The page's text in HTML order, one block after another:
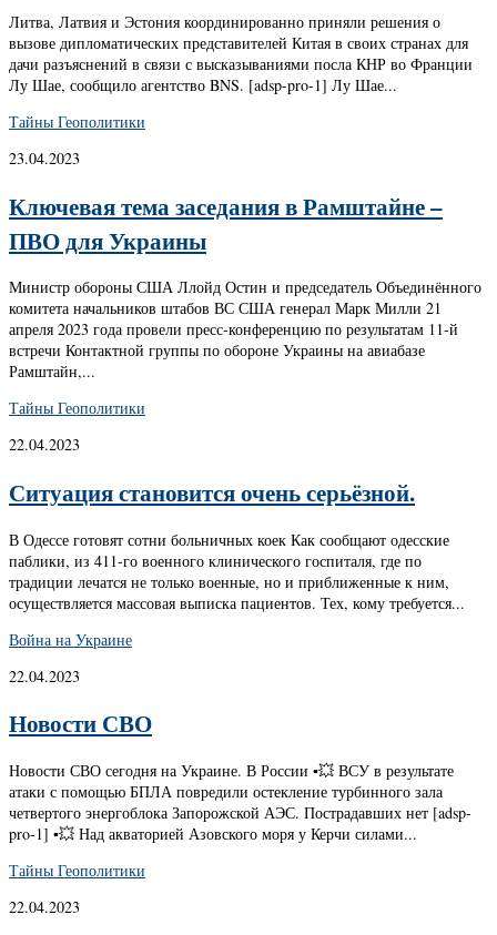
Литва, Латвия и Эстония координированно приняли решения о
вызове дипломатических представителей Китая в своих странах для
дачи разъяснений в связи с высказываниями посла КНР во Франции
Лу Шае, сообщило агентство BNS. [adsp-pro-1] Лу Шае...
Тайны Геополитики
23.04.2023
Ключевая тема заседания в Рамштайне –
ПВО для Украины
Министр обороны США Ллойд Остин и председатель Объединённого
комитета начальников штабов ВС США генерал Марк Милли 21
апреля 2023 года провели пресс-конференцию по результатам 11-й
встречи Контактной группы по обороне Украины на авиабазе
Рамштайн,...
Тайны Геополитики
22.04.2023
Ситуация становится очень серьёзной.
В Одессе готовят сотни больничных коек Как сообщают одесские
паблики, из 411-го военного клинического госпиталя, где по
традиции лечатся не только военные, но и приближенные к ним,
осуществляется массовая выписка пациентов. Тех, кому требуется...
Война на Украине
22.04.2023
Новости СВО
Новости СВО сегодня на Украине. В России ▪️💥 ВСУ в результате
атаки с помощью БПЛА повредили остекление турбинного зала
четвертого энергоблока Запорожской АЭС. Пострадавших нет [adsp-
pro-1] ▪️💥 Над акваторией Азовского моря у Керчи силами...
Тайны Геополитики
22.04.2023